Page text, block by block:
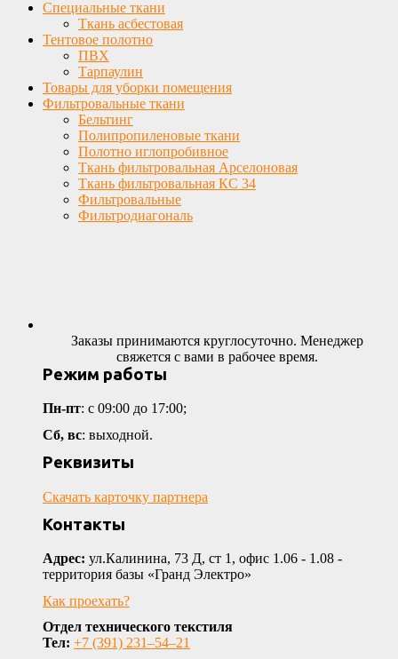
Специальные ткани
Ткань асбестовая
Тентовое полотно
ПВХ
Тарпаулин
Товары для уборки помещения
Фильтровальные ткани
Бельтинг
Полипропиленовые ткани
Полотно иглопробивное
Ткань фильтровальная Арселоновая
Ткань фильтровальная КС 34
Фильтровальные
Фильтродиагональ
Заказы принимаются круглосуточно. Менеджер
свяжется с вами в рабочее время.
Режим работы
Пн-пт: с 09:00 до 17:00;
Сб, вс: выходной.
Реквизиты
Скачать карточку партнера
Контакты
Адрес: ул.Калинина, 73 Д, ст 1, офис 1.06 - 1.08 -
территория базы «Гранд Электро»
Как проехать?
Отдел технического текстиля
Тел: +7 (391) 231‒54‒21